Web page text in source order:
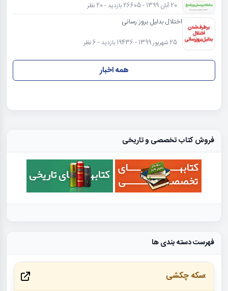
20 آبان 1399 - 26605 بازدید - 20 نظر
اختلال بدلیل بروز رسانی
25 شهریور 1399 - 19436 بازدید - 6 نظر
همه اخبار
فروش کتاب تخصصی و تاریخی
فهرست دسته بندی ها
سکه چکشی